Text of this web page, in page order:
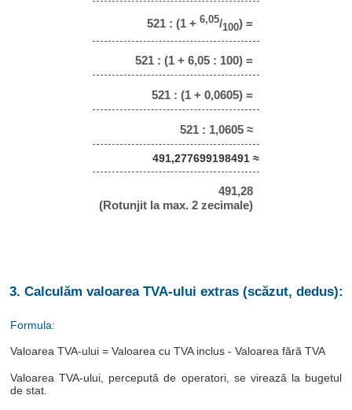
521 : (1 + 6,05/100) =
521 : (1 + 6,05 : 100) =
521 : (1 + 0,0605) =
521 : 1,0605 ≈
491,277699198491 ≈
491,28
(Rotunjit la max. 2 zecimale)
3. Calculăm valoarea TVA-ului extras (scăzut, dedus):
Formula:
Valoarea TVA-ului = Valoarea cu TVA inclus - Valoarea fără TVA
Valoarea TVA-ului, percepută de operatori, se virează la bugetul
de stat.